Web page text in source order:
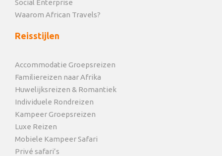
Social Enterprise
Waarom African Travels?
Reisstijlen
Accommodatie Groepsreizen
Familiereizen naar Afrika
Huwelijksreizen & Romantiek
Individuele Rondreizen
Kampeer Groepsreizen
Luxe Reizen
Mobiele Kampeer Safari
Privé safari’s